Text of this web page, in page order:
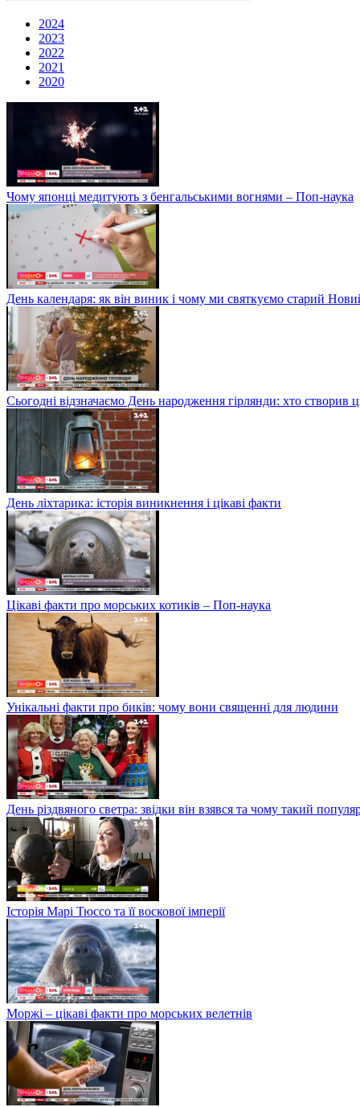
2024
2023
2022
2021
2020
Чому японці медитують з бенгальськими вогнями – Поп-наука
День календаря: як він виник і чому ми святкуємо старий
Сьогодні відзначаємо День народження гірлянди: хто створив
День ліхтарика: історія виникнення і цікаві факти
Цікаві факти про морських котиків – Поп-наука
Унікальні факти про биків: чому вони священні для людини
День різдвяного светра: звідки він взявся та чому такий
Історія Марі Тюссо та її воскової імперії
Моржі – цікаві факти про морських велетнів